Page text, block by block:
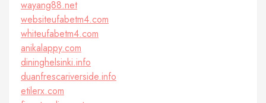
wayang88.net
websiteufabetm4.com
whiteufabetm4.com
anikalappy.com
dininghelsinki.info
duanfrescariverside.info
etilerx.com